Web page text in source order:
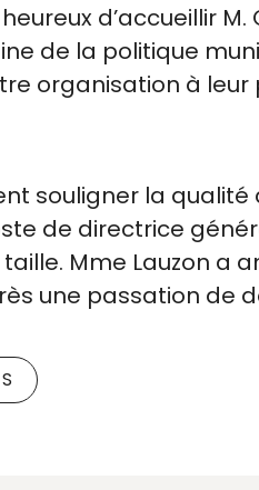
heureux d’accueillir
de la politique
organisation à leur
souligner la
de directrice
Mme Lauzon a
une passation de